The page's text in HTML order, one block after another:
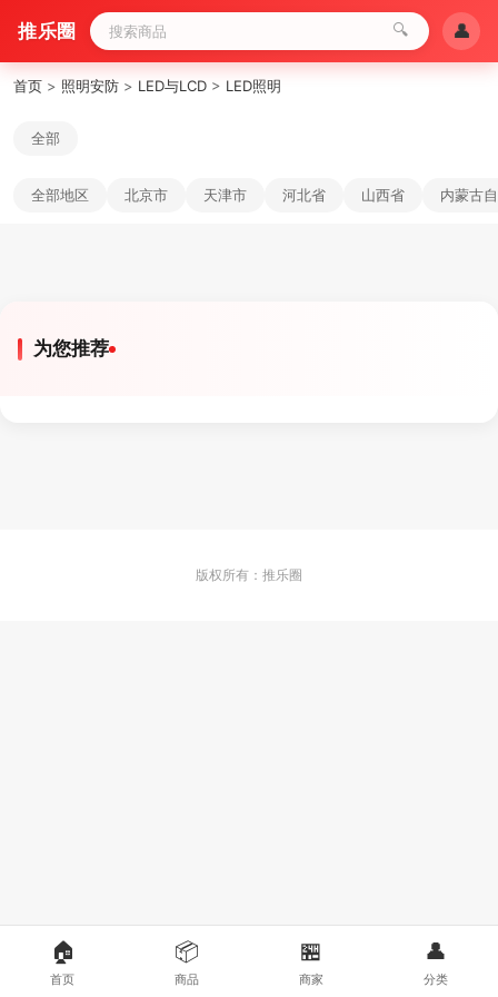
推乐圈 🔍 👤
首页 > 照明安防 > LED与LCD > LED照明
全部
全部地区 北京市 天津市 河北省 山西省 内蒙古
为您推荐
版权所有：推乐圈
🏠
首页
📦
商品
🏪
商家
👤
分类